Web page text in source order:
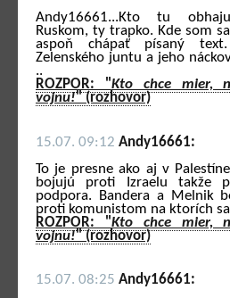
Andy16661...Kto tu
Ruskom, ty trapko. Kde som
aspoň chápať písaný
Zelenského juntu a jeho
..
ROZPOR: "Kto chce mier,
vojnu!" (rozhovor)
15.07. 09:12 Andy16661:
To je presne ako aj v
bojujú proti Izraelu takže
podpora. Bandera a Melnik
proti komunistom na ktorích
ROZPOR: "Kto chce mier,
vojnu!" (rozhovor)
15.07. 08:25 Andy16661: